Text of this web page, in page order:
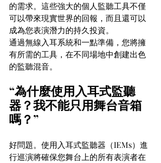
的需求。這些強大的個人監聽工具不僅
可以帶來現實世界的回報，而且還可以
成為您表演潛力的持久投資。
通過無線入耳系統和一點準備，您將擁
有所需的工具，在不同場地中創建出色
的監聽混音。
“為什麼使用入耳式監聽
器？我不能只用舞台音箱
嗎？”
好問題。使用入耳式監聽器（IEMs）進
行巡演將確保您舞台上的所有表演者在